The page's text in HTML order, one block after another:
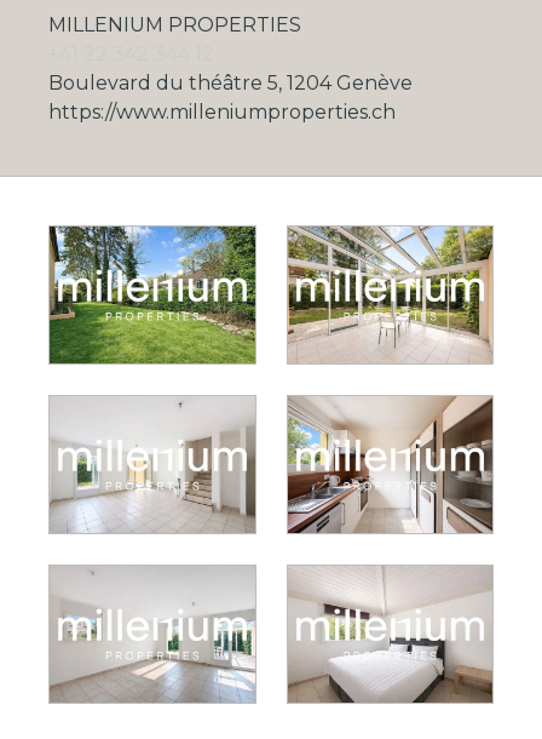
MILLENIUM PROPERTIES
Boulevard du théâtre 5, 1204 Genève
https://www.milleniumproperties.ch